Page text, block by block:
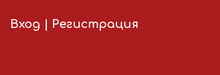
Вход Регистрация